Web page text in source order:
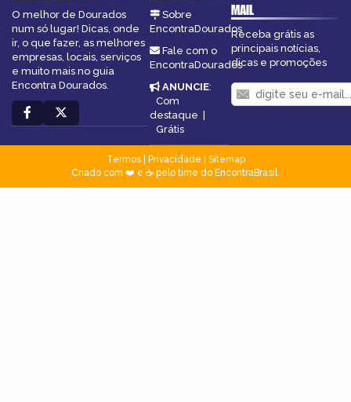
O melhor de Dourados
num só lugar! Dicas, onde
ir, o que fazer, as melhores
empresas, locais, serviços
e muito mais no guia
Encontra Dourados.
Sobre
EncontraDourados
Fale com o
EncontraDourados
ANUNCIE:
Com
destaque
Grátis
MAIL
Receba grátis as
principais notícias,
dicas e promoções
Termos| Privacidade
Sitemap
Criado com ❤️ e ☕ pelo time do EncontraBrasil